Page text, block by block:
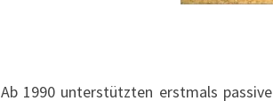
Ab 1990 unterstützten erstmals